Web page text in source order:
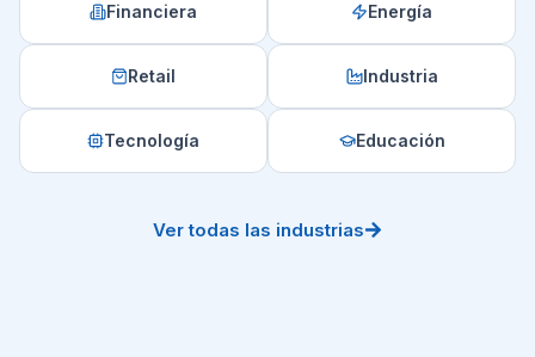
Financiera Energía
Retail Industria
Tecnología Educación
Ver todas las industrias